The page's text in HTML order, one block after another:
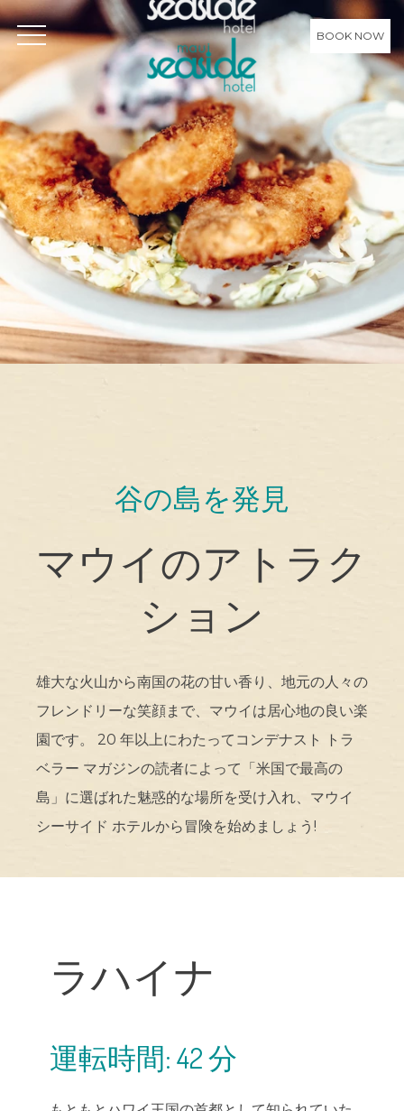
OPEN MENU BOOK NOW
谷の島を発見
マウイのアトラク
ション
雄大な火山から南国の花の甘い香り、地元の人々の
フレンドリーな笑顔まで、マウイは居心地の良い楽
園です。 20 年以上にわたってコンデナスト トラ
ベラー マガジンの読者によって「米国で最高の
島」に選ばれた魅惑的な場所を受け入れ、マウイ
シーサイド ホテルから冒険を始めましょう!
ラハイナ
運転時間: 42 分